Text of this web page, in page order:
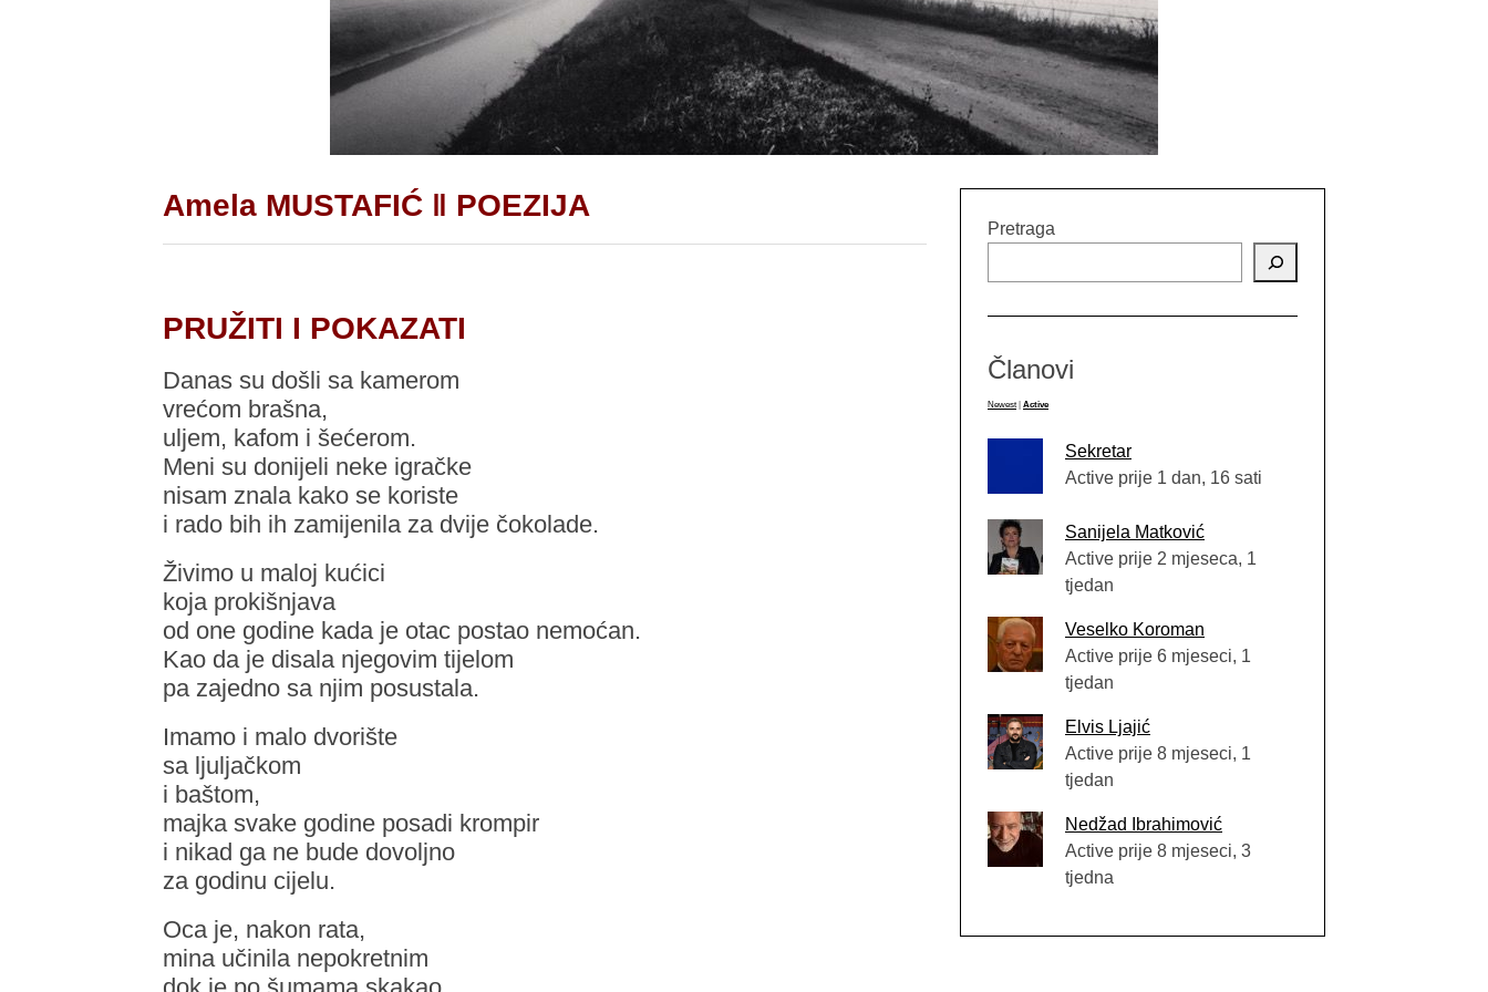
Amela MUSTAFIĆ ‖ POEZIJA
PRUŽITI I POKAZATI
Danas su došli sa kamerom
vrećom brašna,
uljem, kafom i šećerom.
Meni su donijeli neke igračke
nisam znala kako se koriste
i rado bih ih zamijenila za dvije čokolade.
Živimo u maloj kućici
koja prokišnjava
od one godine kada je otac postao nemoćan.
Kao da je disala njegovim tijelom
pa zajedno sa njim posustala.
Imamo i malo dvorište
sa ljuljačkom
i baštom,
majka svake godine posadi krompir
i nikad ga ne bude dovoljno
za godinu cijelu.
Oca je, nakon rata,
mina učinila nepokretnim
Pretraga
Članovi
Newest Active
Sekretar
Active prije 1 dan, 16 sati
Sanijela Matković
Active prije 2 mjeseca, 1
tjedan
Veselko Koroman
Active prije 6 mjeseci, 1
tjedan
Elvis Ljajić
Active prije 8 mjeseci, 1
tjedan
Nedžad Ibrahimović
Active prije 8 mjeseci, 3
tjedna